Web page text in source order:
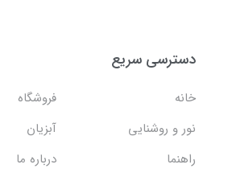
دسترسی سریع
خانه
فروشگاه
نور و روشنایی
آبزیان
راهنما
درباره ما